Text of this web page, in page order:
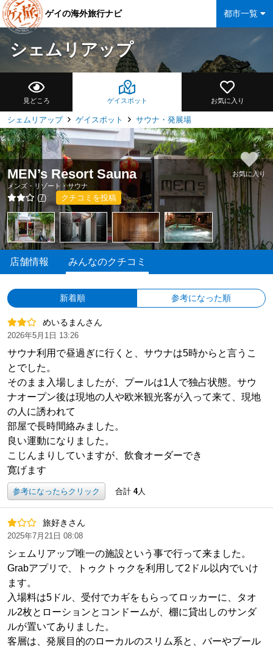
都市一覧
ゲイの海外旅行ナビ
シェムリアップ
見どころ ゲイスポット お気に入り
シェムリアップ ゲイスポット サウナ・発展場
MEN’s Resort Sauna
メンズ・リゾート・サウナ
(7) クチコミを投稿
お気に入り
店舗情報 みんなのクチコミ
新着順 参考になった順
めいるまんさん
2026年5月1日 13:26
サウナ利用で昼過ぎに行くと、サウナは5時からと言うこ
とでした。
そのまま入場しましたが、プールは1人で独占状態。サウ
ナオープン後は現地の人や欧米観光客が入って来て、現地
の人に誘われて
部屋で長時間絡みました。
良い運動になりました。
こじんまりしていますが、飲食オーダーでき
寛げます
参考になったらクリック 合計 4人
旅好きさん
2025年7月21日 08:08
シェムリアップ唯一の施設という事で行って来ました。
Grabアプリで、トゥクトゥクを利用して2ドル以内でいけ
ます。
入場料は5ドル、受付でカギをもらってロッカーに、タオ
ル2枚とローションとコンドームが、棚に貸出しのサンダ
ルが置いてありました。
客層は、発展目的のローカルのスリム系と、バーやプール